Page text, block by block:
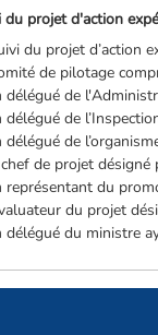
du projet d'action
du projet d’action
de pilotage
délégué de
délégué de
délégué de
de projet
représentant du
du projet
délégué du ministre